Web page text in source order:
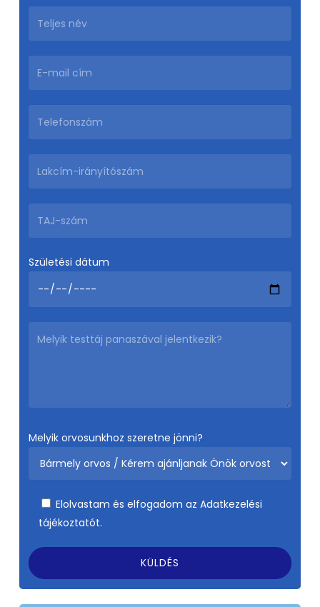
Születési dátum
Melyik orvosunkhoz szeretne jönni?
Elolvastam és elfogadom azAdatkezelési
tájékoztatót.